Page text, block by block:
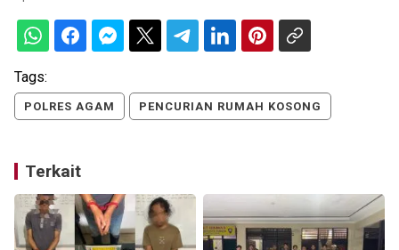
Tags:
POLRES AGAM PENCURIAN RUMAH KOSONG
Terkait